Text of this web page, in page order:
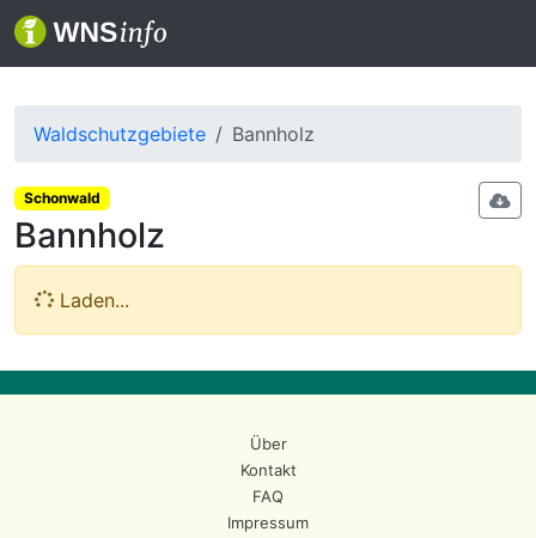
Waldschutzgebiete Bannholz
Schonwald
Bannholz
Laden...
Über
Kontakt
FAQ
Impressum